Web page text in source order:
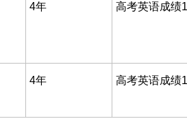
4年 高考英语成绩
4年 高考英语成绩